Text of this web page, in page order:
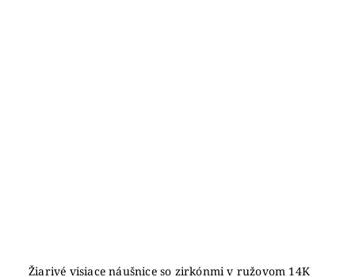
Žiarivé visiace náušnice so zirkónmi v ružovom 14K